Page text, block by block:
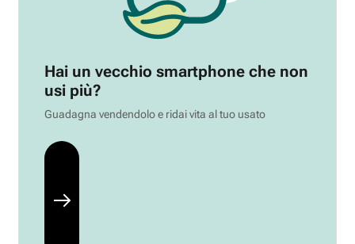
Hai un vecchio smartphone che non
usi più?
Guadagna vendendolo e ridai vita al tuo usato